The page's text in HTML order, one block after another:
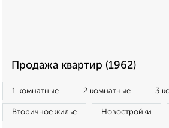
Продажа квартир (1962)
1‑комнатные 2‑комнатные
Вторичное жилье Новостройки